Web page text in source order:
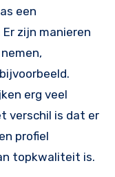
een
zijn manieren
bijvoorbeeld.
erg veel
verschil is dat er
profiel
topkwaliteit is.